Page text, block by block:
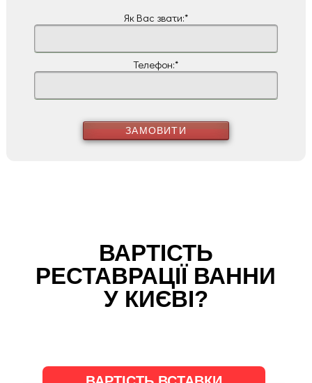
Як Вас звати:*
Телефон:*
ЗАМОВИТИ
ВАРТІСТЬ
РЕСТАВРАЦІЇ ВАННИ
У КИЄВІ?